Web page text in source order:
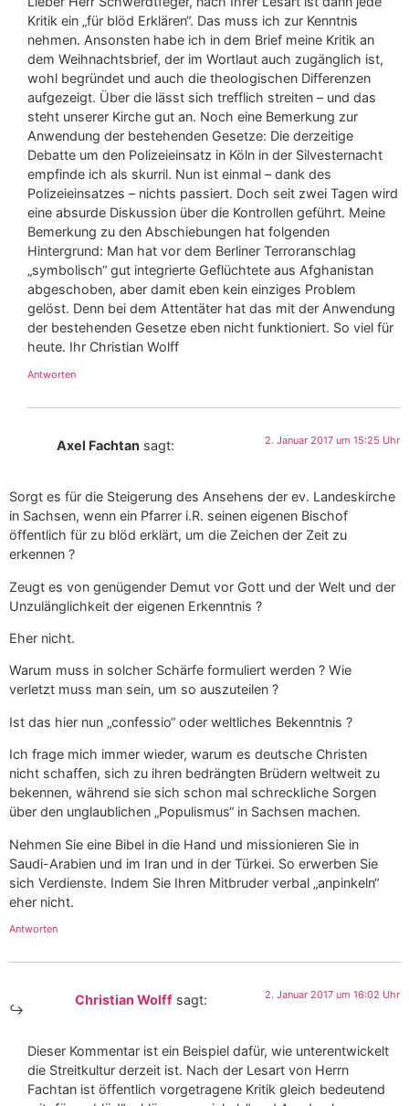
Kritik ein „für blöd Erklären“. Das muss ich zur Kenntnis
nehmen. Ansonsten habe ich in dem Brief meine Kritik an
dem Weihnachtsbrief, der im Wortlaut auch zugänglich ist,
wohl begründet und auch die theologischen Differenzen
aufgezeigt. Über die lässt sich trefflich streiten – und das
steht unserer Kirche gut an. Noch eine Bemerkung zur
Anwendung der bestehenden Gesetze: Die derzeitige
Debatte um den Polizeieinsatz in Köln in der Silvesternacht
empfinde ich als skurril. Nun ist einmal – dank des
Polizeieinsatzes – nichts passiert. Doch seit zwei Tagen wird
eine absurde Diskussion über die Kontrollen geführt. Meine
Bemerkung zu den Abschiebungen hat folgenden
Hintergrund: Man hat vor dem Berliner Terroranschlag
„symbolisch“ gut integrierte Geflüchtete aus Afghanistan
abgeschoben, aber damit eben kein einziges Problem
gelöst. Denn bei dem Attentäter hat das mit der Anwendung
der bestehenden Gesetze eben nicht funktioniert. So viel für
heute. Ihr Christian Wolff
Antworten
Axel Fachtan sagt: 2. Januar 2017 um 15:25 Uhr
Sorgt es für die Steigerung des Ansehens der ev. Landeskirche
in Sachsen, wenn ein Pfarrer i.R. seinen eigenen Bischof
öffentlich für zu blöd erklärt, um die Zeichen der Zeit zu
erkennen ?
Zeugt es von genügender Demut vor Gott und der Welt und der
Unzulänglichkeit der eigenen Erkenntnis ?
Eher nicht.
Warum muss in solcher Schärfe formuliert werden ? Wie
verletzt muss man sein, um so auszuteilen ?
Ist das hier nun „confessio“ oder weltliches Bekenntnis ?
Ich frage mich immer wieder, warum es deutsche Christen
nicht schaffen, sich zu ihren bedrängten Brüdern weltweit zu
bekennen, während sie sich schon mal schreckliche Sorgen
über den unglaublichen „Populismus“ in Sachsen machen.
Nehmen Sie eine Bibel in die Hand und missionieren Sie in
Saudi-Arabien und im Iran und in der Türkei. So erwerben Sie
sich Verdienste. Indem Sie Ihren Mitbruder verbal „anpinkeln“
eher nicht.
Antworten
Christian Wolff sagt: 2. Januar 2017 um 16:02 Uhr
Dieser Kommentar ist ein Beispiel dafür, wie unterentwickelt
die Streitkultur derzeit ist. Nach der Lesart von Herrn
Fachtan ist öffentlich vorgetragene Kritik gleich bedeutend